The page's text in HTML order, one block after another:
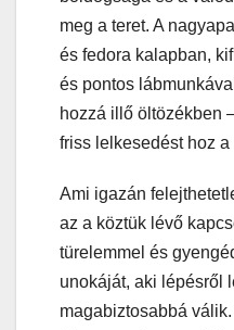
meg a teret. A
és fedora kalapban,
és pontos
hozzá illő öltözékben
friss lelkesedést hoz a
Ami igazán
az a köztük lévő
türelemmel és
unokáját, aki lépésről
magabiztosabbá